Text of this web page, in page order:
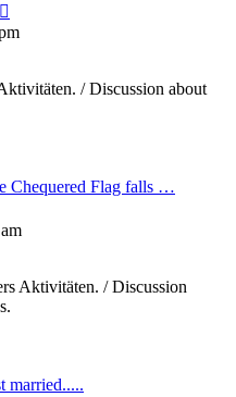
Beitrag
/ Discussion about
Chequered Flag falls …
Aktivitäten. / Discussion
married.....